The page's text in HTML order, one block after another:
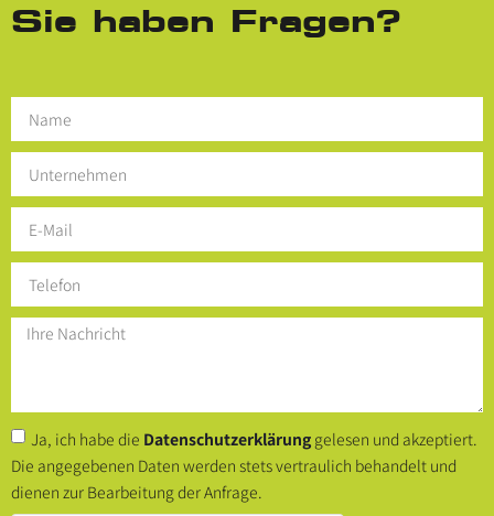
Sie haben Fragen?
Ja, ich habe die Datenschutzerklärung gelesen und akzeptiert.
Die angegebenen Daten werden stets vertraulich behandelt und
dienen zur Bearbeitung der Anfrage.